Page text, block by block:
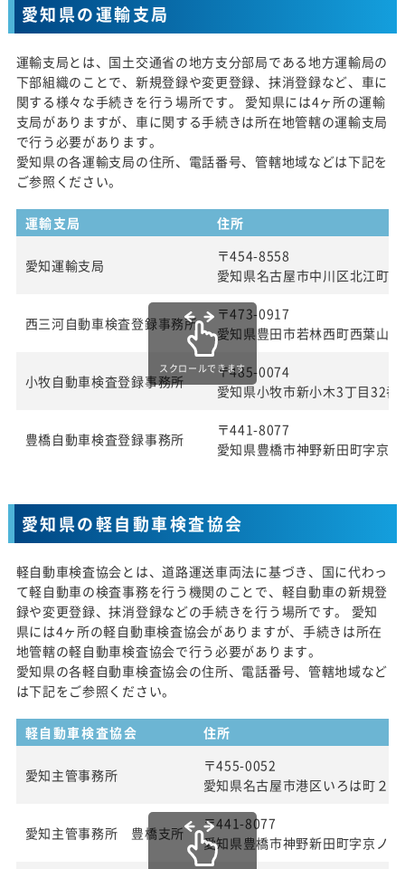
愛知県の運輸支局
運輸支局とは、国土交通省の地方支分部局である地方運輸局の
下部組織のことで、新規登録や変更登録、抹消登録など、車に
関する様々な手続きを行う場所です。 愛知県には4ヶ所の運輸
支局がありますが、車に関する手続きは所在地管轄の運輸支局
で行う必要があります。
愛知県の各運輸支局の住所、電話番号、管轄地域などは下記を
ご参照ください。
運輸支局 住所
愛知運輸支局
〒454-8558
愛知県名古屋市中川区北江町1
西三河自動車検査登録事務所
〒473-0917
愛知県豊田市若林西町西葉山46
小牧自動車検査登録事務所
〒485-0074
愛知県小牧市新小木3丁目32番
豊橋自動車検査登録事務所
〒441-8077
愛知県豊橋市神野新田町字京
スクロールできます
愛知県の軽自動車検査協会
軽自動車検査協会とは、道路運送車両法に基づき、国に代わっ
て軽自動車の検査事務を行う機関のことで、軽自動車の新規登
録や変更登録、抹消登録などの手続きを行う場所です。 愛知
県には4ヶ所の軽自動車検査協会がありますが、手続きは所在
地管轄の軽自動車検査協会で行う必要があります。
愛知県の各軽自動車検査協会の住所、電話番号、管轄地域など
は下記をご参照ください。
軽自動車検査協会 住所
愛知主管事務所
〒455-0052
愛知県名古屋市港区いろは町２
愛知主管事務所 豊橋支所
〒441-8077
愛知県豊橋市神野新田町字京ノ